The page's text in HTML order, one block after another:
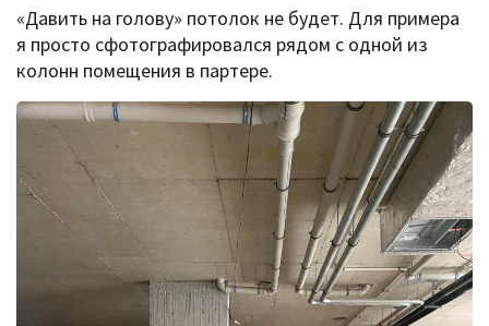
«Давить на голову» потолок не будет. Для примера
я просто сфотографировался рядом с одной из
колонн помещения в партере.